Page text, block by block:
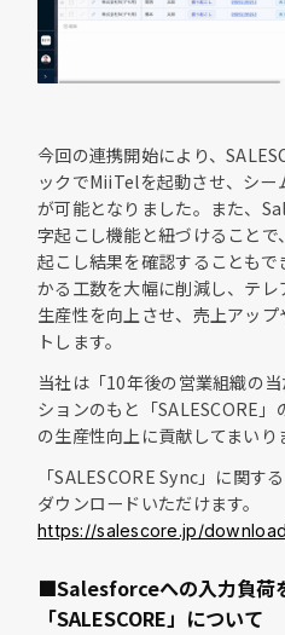
今回の連携開始により、
ックでMiiTelを起動させ、シー
が可能となりました。また、
字起こし機能と紐づけること
起こし結果を確認することも
かる工数を大幅に削減し、テ
生産性を向上させ、売上アッ
トします。
当社は「10年後の営業組織の
ションのもと「SALESCORE
の生産性向上に貢献してまいり
「SALESCORE Sync」に関す
ダウンロードいただけます。
https://salescore.jp/download
■Salesforceへの入力負荷
「SALESCORE」について